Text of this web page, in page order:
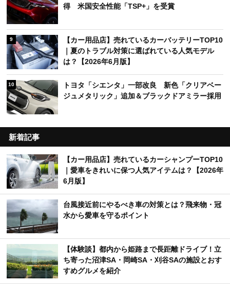
得 米国安全性能「TSP+」を受賞
9
【カー用品店】売れているカーバッテリーTOP10
｜夏のトラブル対策に選ばれている人気モデル
は？【2026年6月版】
10
トヨタ「シエンタ」一部改良 新色「クリアベー
ジュメタリック」追加＆ブラックドアミラー採用
新着記事
【カー用品店】売れているカーシャンプーTOP10
｜愛車をきれいに保つ人気アイテムは？【2026年
6月版】
台風接近前にやるべき車の対策とは？飛来物・冠
水から愛車を守るポイント
【体験談】都内から姫路まで長距離ドライブ！立
ち寄った沼津SA・岡崎SA・刈谷SAの施設とおす
すめグルメを紹介